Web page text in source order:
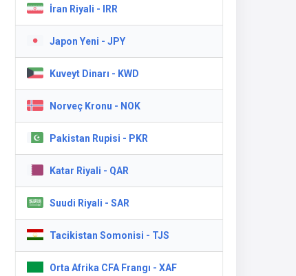
İran Riyali - IRR
Japon Yeni - JPY
Kuveyt Dinarı - KWD
Norveç Kronu - NOK
Pakistan Rupisi - PKR
Katar Riyali - QAR
Suudi Riyali - SAR
Tacikistan Somonisi - TJS
Orta Afrika CFA Frangı - XAF